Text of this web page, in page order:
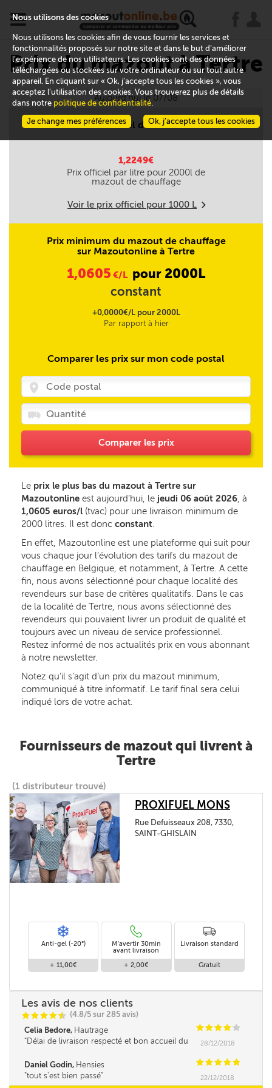
x
Prix du mazout à Tertre
Aujourd'hui le 07/08
Prix officiel du mazout
1,2249€
Prix officiel par litre pour 2000l de
mazout de chauffage
Voir le prix officiel pour 1000 L m
Prix minimum du mazout de chauffage
sur Mazoutonline à Tertre
1,0605 €/L pour 2000L
constant
+0,0000€/L pour 2000L
Par rapport à hier
Comparer les prix sur mon code postal
Comparer les prix
Le prix le plus bas du mazout à Tertre sur
Mazoutonline est aujourd’hui, le jeudi 06 août 2026, à
1,0605 euros/l (tvac) pour une livraison minimum de
2000 litres. Il est donc constant.
En effet, Mazoutonline est une plateforme qui suit pour
vous chaque jour l’évolution des tarifs du mazout de
chauffage en Belgique, et notamment, à Tertre. A cette
fin, nous avons sélectionné pour chaque localité des
revendeurs sur base de critères qualitatifs. Dans le cas
de la localité de Tertre, nous avons sélectionné des
revendeurs qui pouvaient livrer un produit de qualité et
toujours avec un niveau de service professionnel.
Restez informé de nos actualités prix en vous abonnant
à notre newsletter.
Notez qu’il s’agit d’un prix du mazout minimum,
communiqué à titre informatif. Le tarif final sera celui
indiqué lors de votre achat.
Fournisseurs de mazout qui livrent à
Tertre
(1 distributeur trouvé)
PROXIFUEL MONS
Rue Defuisseaux 208, 7330,
SAINT-GHISLAIN
Anti-gel (-20°)
+ 11,00€
M'avertir 30min
avant livraison
+ 2,00€
Livraison standard
Gratuit
Les avis de nos clients
CCCCi
@ (4.8/5 sur 285 avis)
Celia Bedore, Hautrage CCCC C
Délai de livraison respecté et bon accueil du
28/12/2018
Daniel Godin, Hensies CCCCC
tout s'est bien passé
22/12/2018
Nous utilisons des cookies
Nous utilisons les cookies afin de vous fournir les services et
fonctionnalités proposés sur notre site et dans le but d’améliorer
l’expérience de nos utilisateurs. Les cookies sont des données
téléchargées ou stockées sur votre ordinateur ou sur tout autre
appareil. En cliquant sur « Ok, j’accepte tous les cookies », vous
acceptez l’utilisation des cookies. Vous trouverez plus de détails
dans notre politique de confidentialité.
Ok, j’accepte tous les cookies
Je change mes préférences